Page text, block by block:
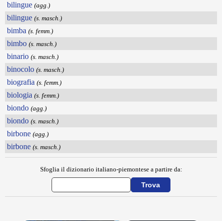
bilingue (agg.)
bilingue (s. masch.)
bimba (s. femm.)
bimbo (s. masch.)
binario (s. masch.)
binocolo (s. masch.)
biografia (s. femm.)
biologia (s. femm.)
biondo (agg.)
biondo (s. masch.)
birbone (agg.)
birbone (s. masch.)
Sfoglia il dizionario italiano-piemontese a partire da: